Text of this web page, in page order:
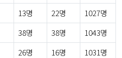
13명 22명
1027명
38명 38명
1043명
26명 16명
1031명